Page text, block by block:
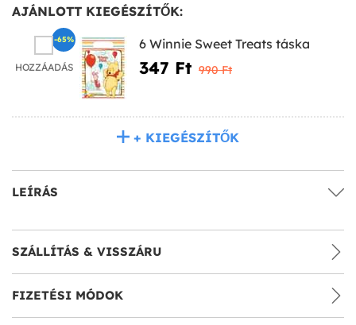
AJÁNLOTT KIEGÉSZÍTŐK:
HOZZÁADÁS
6 Winnie Sweet Treats táska
347 Ft‎ 990 Ft‎
-65%
+ KIEGÉSZÍTŐK
LEÍRÁS
SZÁLLÍTÁS & VISSZÁRU
FIZETÉSI MÓDOK